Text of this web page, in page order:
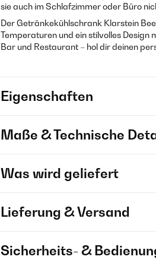
sie auch im Schlafzimmer oder Büro
Der Getränkekühlschrank Klarstein
Temperaturen und ein stilvolles
Bar und Restaurant – hol dir deinen
Eigenschaften
Maße & Technische
Was wird geliefert
Lieferung & Versand
Sicherheits- &